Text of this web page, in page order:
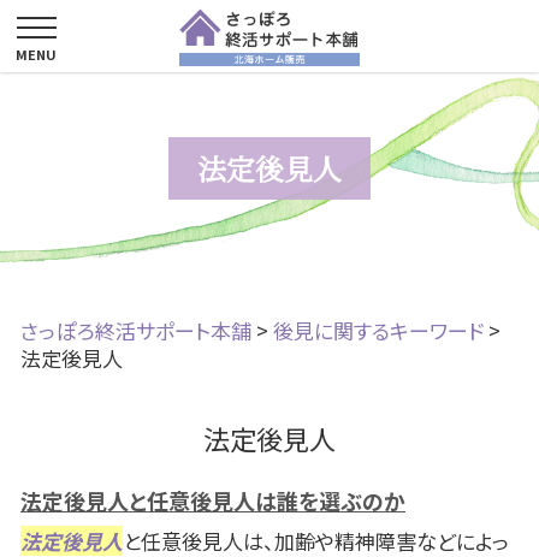
法定後見人
さっぽろ終活サポート本舗 > 後見に関するキーワード >
法定後見人
法定後見人
法定後見人と任意後見人は誰を選ぶのか
法定後見人と任意後見人は、加齢や精神障害などによっ